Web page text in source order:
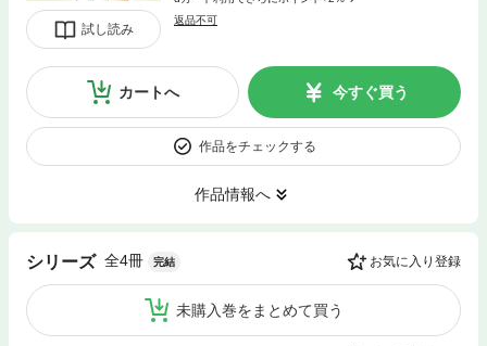
試し読み
返品不可
カートへ 今すぐ買う
作品をチェックする
作品情報へ
シリーズ 全4冊 完結 お気に入り登録
未購入巻をまとめて買う